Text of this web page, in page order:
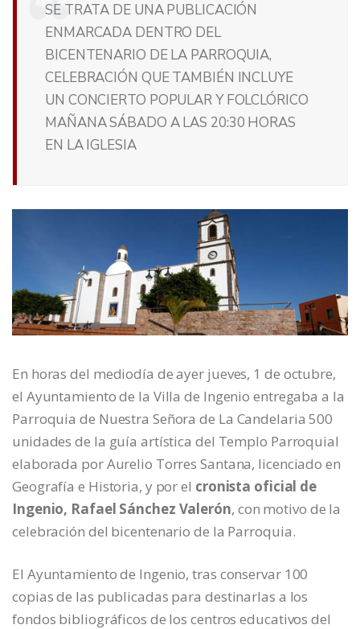
SE TRATA DE UNA PUBLICACIÓN
ENMARCADA DENTRO DEL
BICENTENARIO DE LA PARROQUIA,
CELEBRACIÓN QUE TAMBIÉN INCLUYE
UN CONCIERTO POPULAR Y FOLCLÓRICO
MAÑANA SÁBADO A LAS 20:30 HORAS
EN LA IGLESIA
En horas del mediodía de ayer jueves, 1 de octubre,
el Ayuntamiento de la Villa de Ingenio entregaba a la
Parroquia de Nuestra Señora de La Candelaria 500
unidades de la guía artística del Templo Parroquial
elaborada por Aurelio Torres Santana, licenciado en
Geografía e Historia, y por el cronista oficial de
Ingenio, Rafael Sánchez Valerón, con motivo de la
celebración del bicentenario de la Parroquia.
El Ayuntamiento de Ingenio, tras conservar 100
copias de las publicadas para destinarlas a los
fondos bibliográficos de los centros educativos del